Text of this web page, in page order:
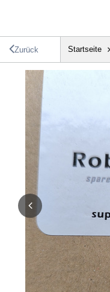
Zurück Startseite